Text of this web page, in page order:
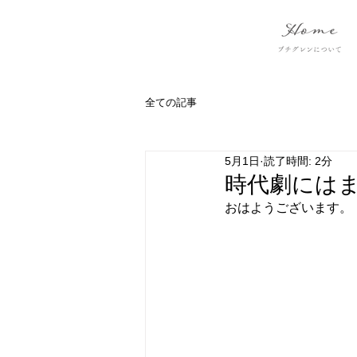
全ての記事
時代劇には
5月1日 読了時間: 2分
おはようございます。